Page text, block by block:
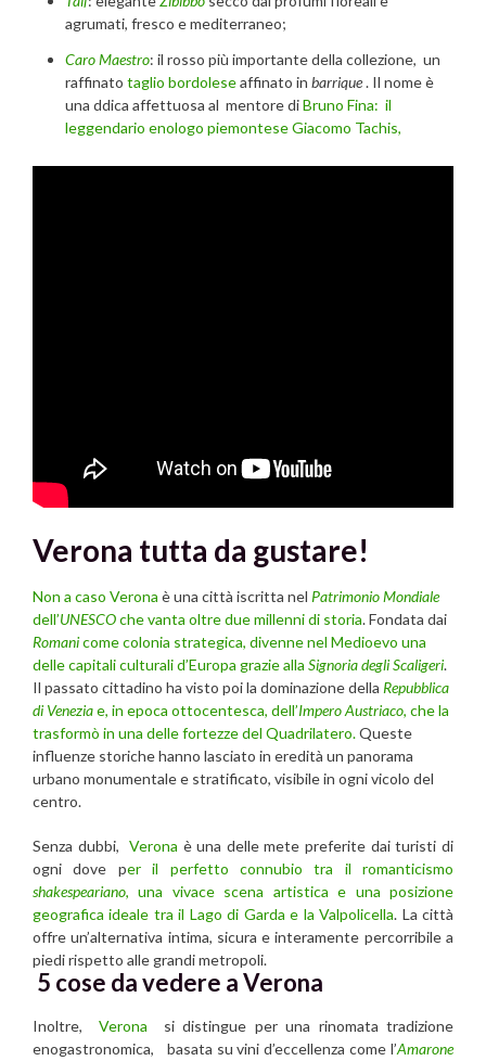
agrumati, fresco e mediterraneo;
Caro Maestro: il rosso più importante della collezione, un
raffinato taglio bordoleseaffinato in barrique. Il nome è
una ddica affettuosa al mentore diBruno Fina: il
leggendario enologo piemonteseGiacomo Tachis,
Verona tutta da gustare!
Non a caso Verona è una città iscritta nel Patrimonio Mondiale
dell’UNESCOche vanta oltre due millenni di storia. Fondata dai
Romanicome colonia strategica, divenne nel Medioevo una
delle capitali culturali d’Europa grazie alla Signoria degli Scaligeri.
Il passato cittadino ha visto poi la dominazione della Repubblica
di Veneziae, in epoca ottocentesca, dell’Impero Austriaco, che la
trasformò in una delle fortezze del Quadrilatero.Queste
influenze storiche hanno lasciato in eredità un panorama
urbano monumentale e stratificato, visibile in ogni vicolo del
centro.
Senza dubbi, Verona è una delle mete preferite dai turisti di
ogni dove per il perfetto connubio tra il romanticismo
shakespeariano, una vivace scena artistica e una posizione
geografica ideale tra il Lago di Garda e la Valpolicella. La città
offre un’alternativa intima, sicura e interamente percorribile a
piedi rispetto alle grandi metropoli.
5 cose da vedere a Verona
Inoltre, Verona
si distingue per una rinomata tradizione
enogastronomica, basata su vini d’eccellenza come l’Amarone